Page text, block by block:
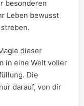
besonderen
Leben bewusst⁣
dieser⁣
in‌ eine Welt voller
Die
darauf, von dir